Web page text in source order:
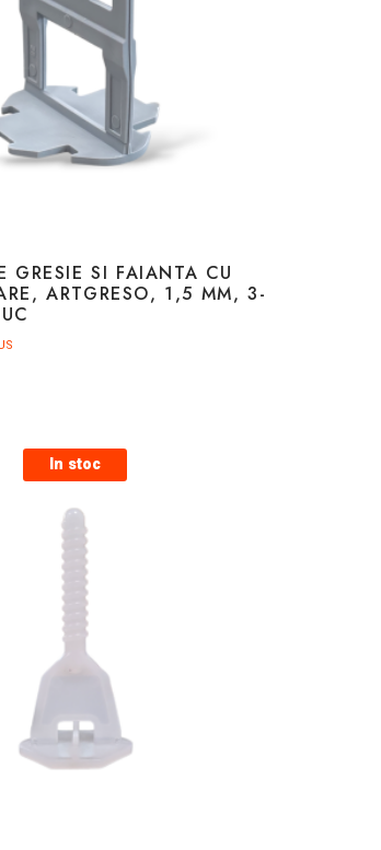
GRESIE SI FAIANTA CU
ARTGRESO, 1,5 MM, 3-
In stoc